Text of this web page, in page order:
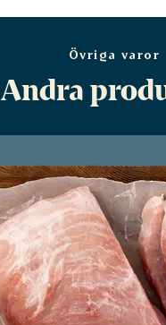
Övriga varor
Andra